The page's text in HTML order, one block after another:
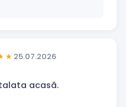
25.07.2026
acasă.